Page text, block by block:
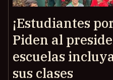
¡Estudiantes
Piden al
escuelas
sus clases